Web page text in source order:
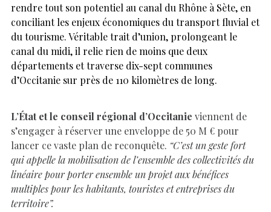
rendre tout son potentiel au canal du Rhône à Sète, en
conciliant les enjeux économiques du transport fluvial et
du tourisme. Véritable trait d’union, prolongeant le
canal du midi, il relie rien de moins que deux
départements et traverse dix-sept communes
d’Occitanie sur près de 110 kilomètres de long.
L’État et le conseil régional d’Occitanie viennent de
s’engager à réserver une enveloppe de 50 M € pour
lancer ce vaste plan de reconquête. “C’est un geste fort
qui appelle la mobilisation de l’ensemble des collectivités du
linéaire pour porter ensemble un projet aux bénéfices
multiples pour les habitants, touristes et entreprises du
territoire”.